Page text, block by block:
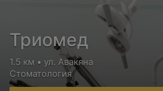
Триомед
1.5 км • ул. Авакяна
Стоматология